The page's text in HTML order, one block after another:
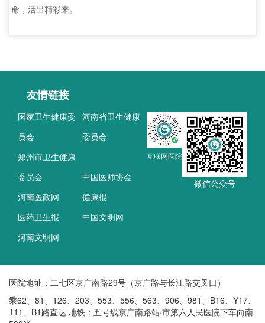
命，活出精彩来。
友情链接
国家卫生健康委
员会
河南省卫生健康
委员会
郑州市卫生健康
委员会
中国医师协会
河南医政网
健康报
医药卫生报
中国文明网
河南文明网
互联网医院
微信公众号
医院地址：二七区京广南路29号（京广路与长江路交叉口）
乘62、81、126、203、553、556、563、906、981、B16、Y17、
111、B1路直达 地铁：五号线京广南路站·市第六人民医院下车向南